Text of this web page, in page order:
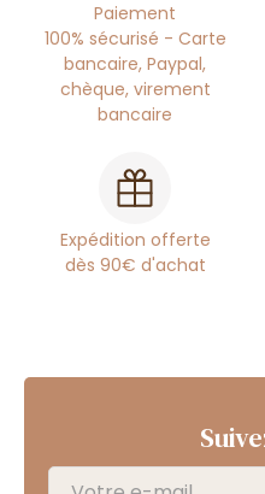
Paiement
100% sécurisé - Carte
bancaire, Paypal,
chèque, virement
bancaire
Expédition offerte
dès 90€ d'achat